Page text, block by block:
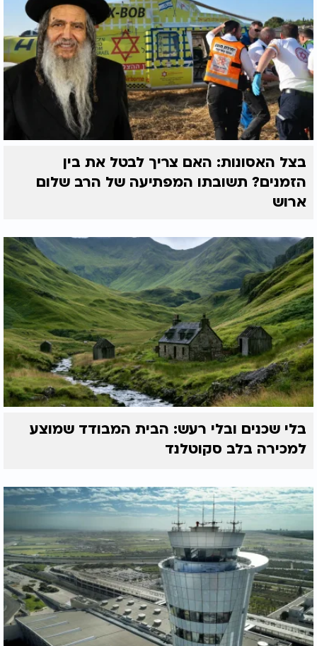
בצל האסונות: האם צריך לבטל את בין
הזמנים? תשובתו המפתיעה של הרב שלום
ארוש
בלי שכנים ובלי רעש: הבית המבודד שמוצע
למכירה בלב סקוטלנד